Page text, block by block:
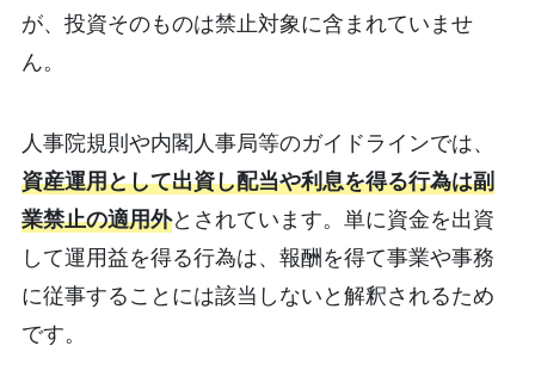
が、投資そのものは禁止対象に含まれていませ
ん。
人事院規則や内閣人事局等のガイドラインでは、
資産運用として出資し配当や利息を得る行為は副
業禁止の適用外とされています。単に資金を出資
して運用益を得る行為は、報酬を得て事業や事務
に従事することには該当しないと解釈されるため
です。